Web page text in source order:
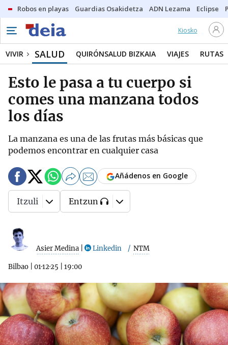
Robos en playas Guardias Osakidetza ADN Lezama Eclipse
Kiosko
VIVIR SALUD QUIRÓNSALUD BIZKAIA VIAJES RUTAS
Esto le pasa a tu cuerpo si
comes una manzana todos
los días
La manzana es una de las frutas más básicas que
podemos encontrar en cualquier casa
Asier Medina Linkedin NTM
Bilbao 01·12·25 19:00
Añádenos en Google
Itzuli Entzun